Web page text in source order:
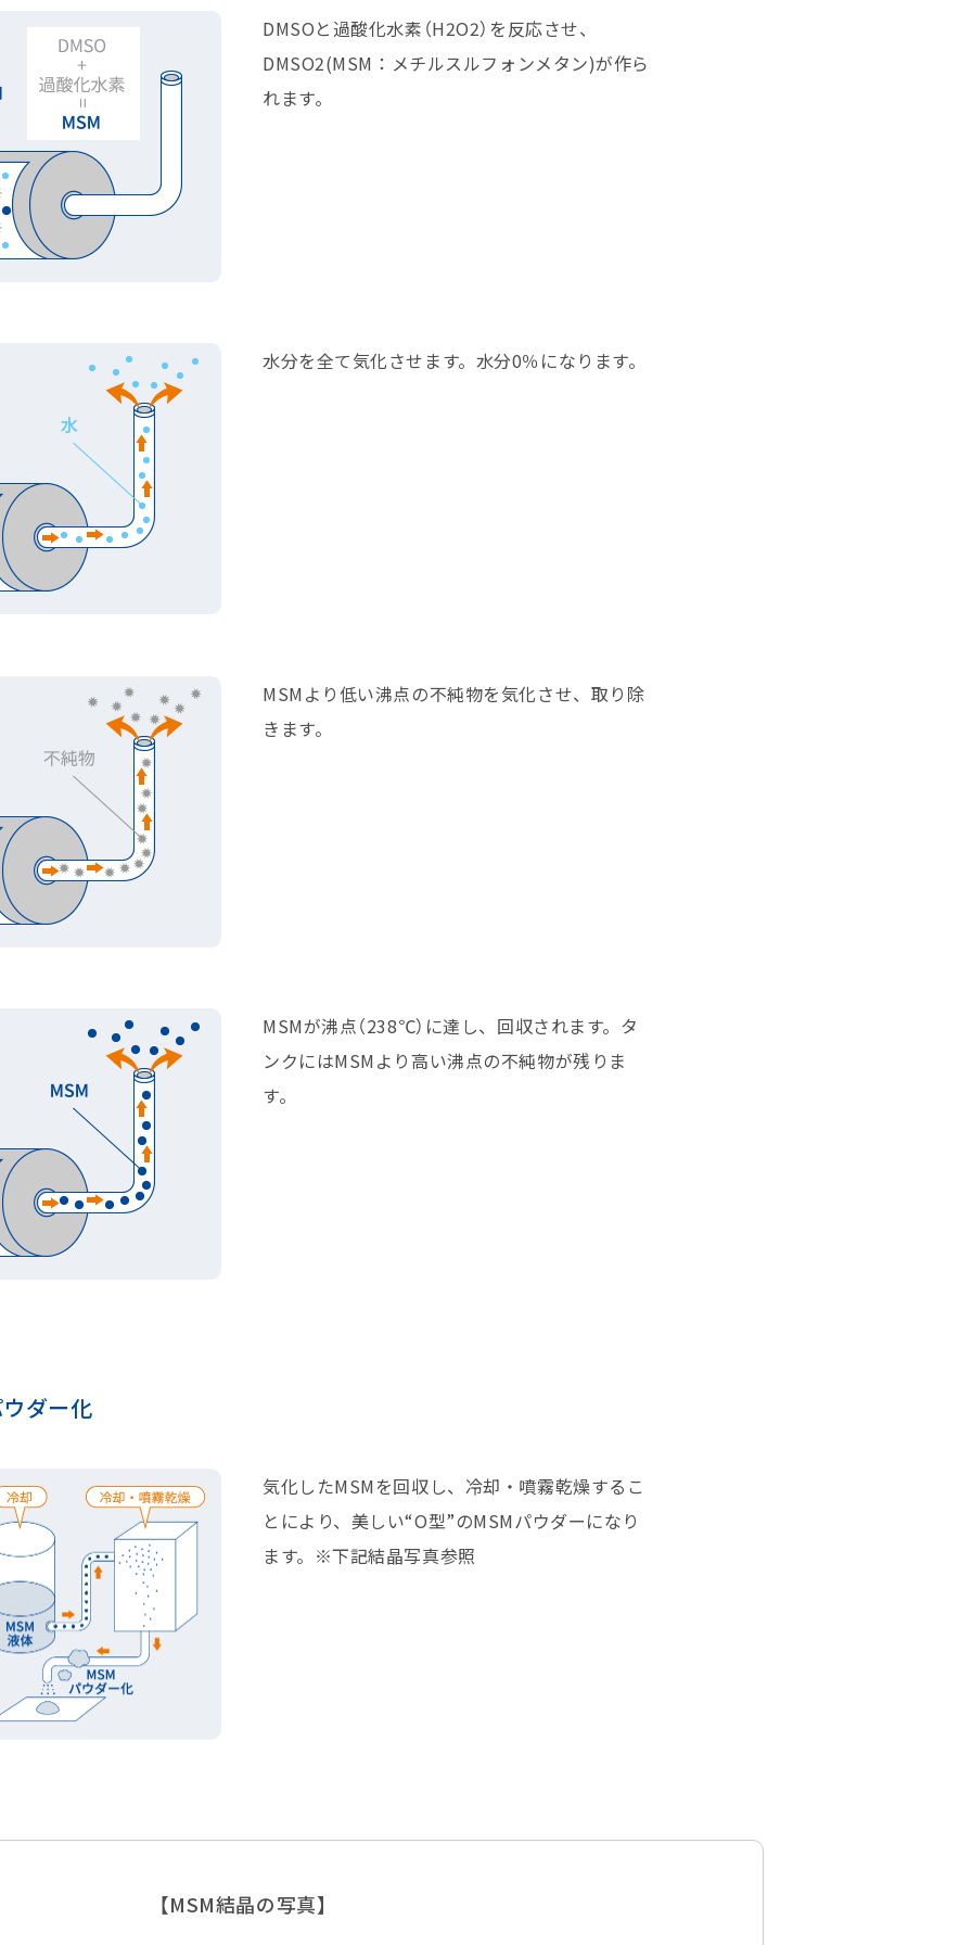
DMSOと過酸化水素（H2O2）を反応させ、
DMSO2(MSM：メチルスルフォンメタン)が作ら
れます。
水分を全て気化させます。水分0％になります。
MSMより低い沸点の不純物を気化させ、取り除
きます。
MSMが沸点（238℃）に達し、回収されます。タ
ンクにはMSMより高い沸点の不純物が残りま
す。
ダー化
気化したMSMを回収し、冷却・噴霧乾燥するこ
とにより、美しい“O型”のMSMパウダーになり
ます。※下記結晶写真参照
【MSM結晶の写真】